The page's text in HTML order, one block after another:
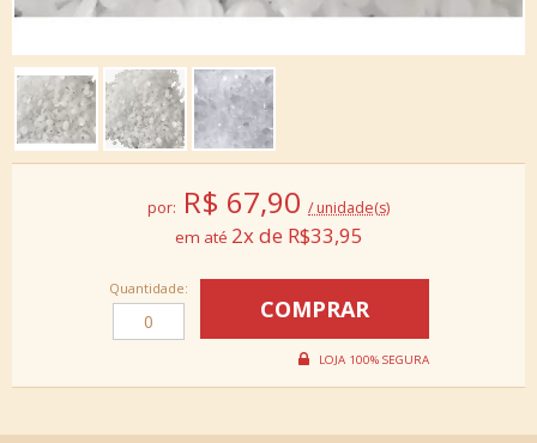
por: R$ 67,90 / unidade(s)
2x de R$33,95
Quantidade: